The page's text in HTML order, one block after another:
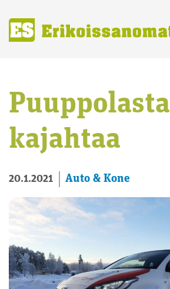
content
Puuppolasta
kajahtaa
20.1.2021 Auto & Kone